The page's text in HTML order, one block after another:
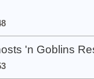
'n Goblins